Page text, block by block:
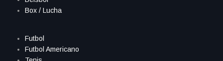
Box / Lucha
Futbol
Futbol Americano